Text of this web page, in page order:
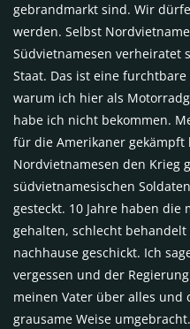
gebrandmarkt sind. Wir
werden. Selbst
Südvietnamesen verheiratet
Staat. Das ist eine
warum ich hier als
habe ich nicht bekommen.
für die Amerikaner gekämpft
Nordvietnamesen den Krieg
südvietnamesischen
gesteckt. 10 Jahre haben die
gehalten, schlecht
nachhause geschickt. Ich
vergessen und der
meinen Vater über alles und
grausame Weise